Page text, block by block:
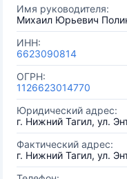
Имя руководителя:
Михаил Юрьевич
ИНН:
6623090814
ОГРН:
1126623014770
Юридический адрес:
г. Нижний Тагил, ул.
Фактический адрес:
г. Нижний Тагил, ул.